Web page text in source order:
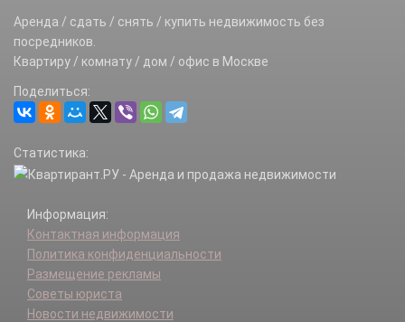
Аренда / сдать / снять / купить недвижимость без
посредников.
Квартиру / комнату / дом / офис в Москве
Поделиться:
Статистика:
Информация:
Контактная информация
Политика конфиденциальности
Размещение рекламы
Советы юриста
Новости недвижимости